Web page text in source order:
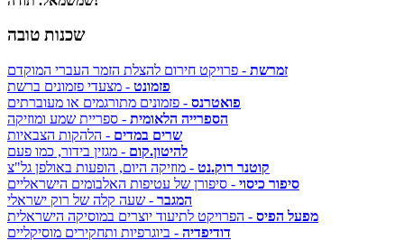
שכנות טובה
זמרשת - פרויקט חירום להצלת הזמר העברי המוקדם
פזמונט - מצעדי פזמונים ברשת
פואטרנס - פזמונים מתורגמים או מעוברתים
הספרייה הלאומית - ספריית שמע ומוזיקה
שרים במדים - הלהקות הצבאיות
להיטון.קום - מגזין בידור, כמו פעם
קוטנר רוק.נט - מוזיקה היום, הופעות באולפן גל"צ
סיפור כיסוי - סיפורן של עטיפות האלבומים הישראליים
המגבר - שעה קלה של רוק ישראלי
מפעל הפיס - הפרויקט לתיעוד יוצרים במוסיקה הישראלית
דודיפדיה - ביוגרפיות ותחקירים מוסיקליים